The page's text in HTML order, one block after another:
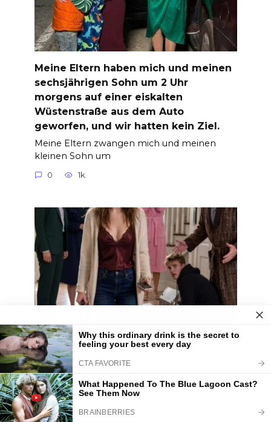
Meine Eltern haben mich und meinen
sechsjährigen Sohn um 2 Uhr
morgens auf einer eiskalten
Wüstenstraße aus dem Auto
geworfen, und wir hatten kein Ziel.
Meine Eltern zwangen mich und meinen
kleinen Sohn um
0 1k.
Beim Abendessen verlangten meine
Eltern, dass ich mich bei ihrem
Lieblingssohn entschuldige, sonst
würde ich meine Ausbildung
verlieren. Ich sagte: „Na gut.“ Im